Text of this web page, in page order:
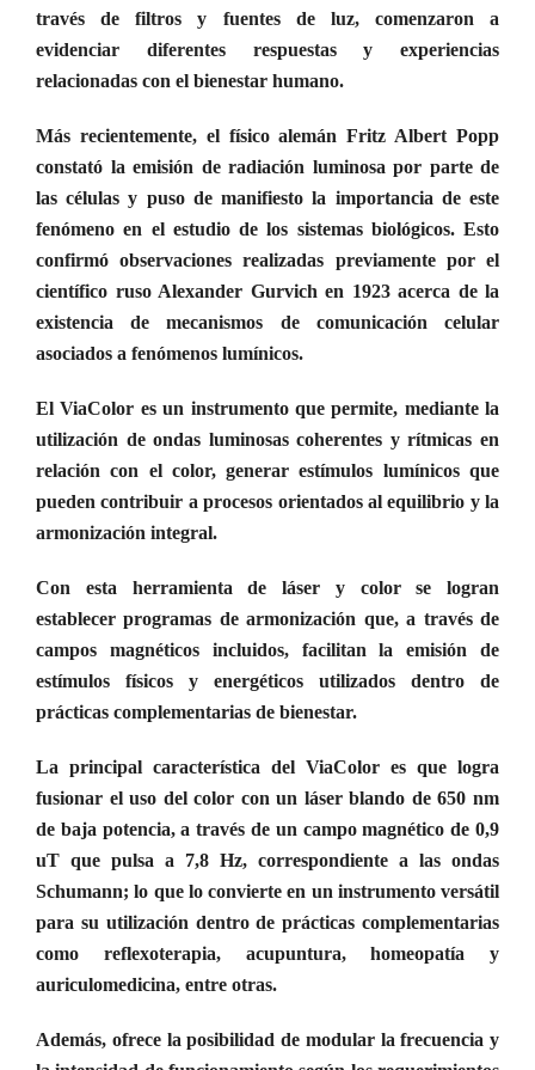
través de filtros y fuentes de luz, comenzaron a
evidenciar diferentes respuestas y experiencias
relacionadas con el bienestar humano.
Más recientemente, el físico alemán Fritz Albert Popp
constató la emisión de radiación luminosa por parte de
las células y puso de manifiesto la importancia de este
fenómeno en el estudio de los sistemas biológicos. Esto
confirmó observaciones realizadas previamente por el
científico ruso Alexander Gurvich en 1923 acerca de la
existencia de mecanismos de comunicación celular
asociados a fenómenos lumínicos.
El ViaColor es un instrumento que permite, mediante la
utilización de ondas luminosas coherentes y rítmicas en
relación con el color, generar estímulos lumínicos que
pueden contribuir a procesos orientados al equilibrio y la
armonización integral.
Con esta herramienta de láser y color se logran
establecer programas de armonización que, a través de
campos magnéticos incluidos, facilitan la emisión de
estímulos físicos y energéticos utilizados dentro de
prácticas complementarias de bienestar.
La principal característica del ViaColor es que logra
fusionar el uso del color con un láser blando de 650 nm
de baja potencia, a través de un campo magnético de 0,9
uT que pulsa a 7,8 Hz, correspondiente a las ondas
Schumann; lo que lo convierte en un instrumento versátil
para su utilización dentro de prácticas complementarias
como reflexoterapia, acupuntura, homeopatía y
auriculomedicina, entre otras.
Además, ofrece la posibilidad de modular la frecuencia y